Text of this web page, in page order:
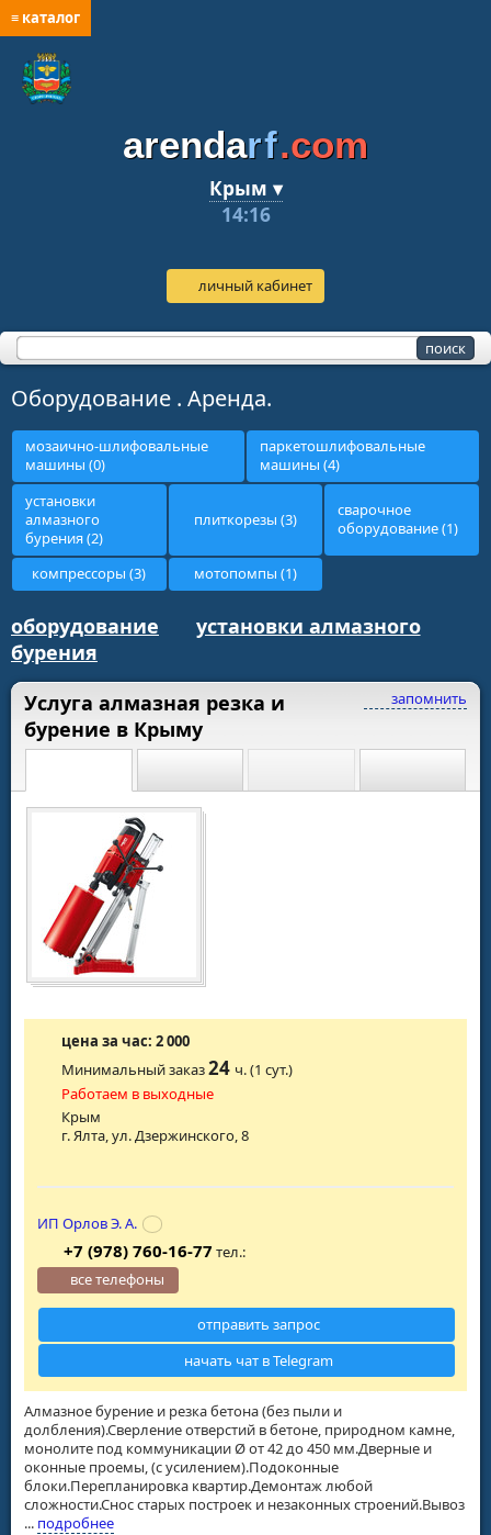
≡ каталог
arendarf.com
Крым ▾
14:16
личный кабинет
Оборудование . Аренда.
мозаично-шлифовальные
машины (0)
паркетошлифовальные
машины (4)
установки
алмазного
бурения (2)
плиткорезы (3)
сварочное
оборудование (1)
компрессоры (3) мотопомпы (1)
оборудование
установки алмазного
бурения
запомнить
Услуга алмазная резка и
бурение в Крыму
Алмазное бурение и резка бетона (без пыли и
долбления).Сверление отверстий в бетоне, природном камне,
монолите под коммуникации Ø от 42 до 450 мм.Дверные и
оконные проемы, (с усилением).Подоконные
блоки.Перепланировка квартир.Демонтаж любой
сложности.Снос старых построек и незаконных строений.Вывоз
... подробнее
цена за час: 2 000
Минимальный заказ24 ч. (1 сут.)
Работаем в выходные
Крым
г. Ялта, ул. Дзержинского, 8
ИП Орлов Э. А.
+7 (978) 760-16-77 тел.:
все телефоны
отправить запрос
начать чат в Telegram